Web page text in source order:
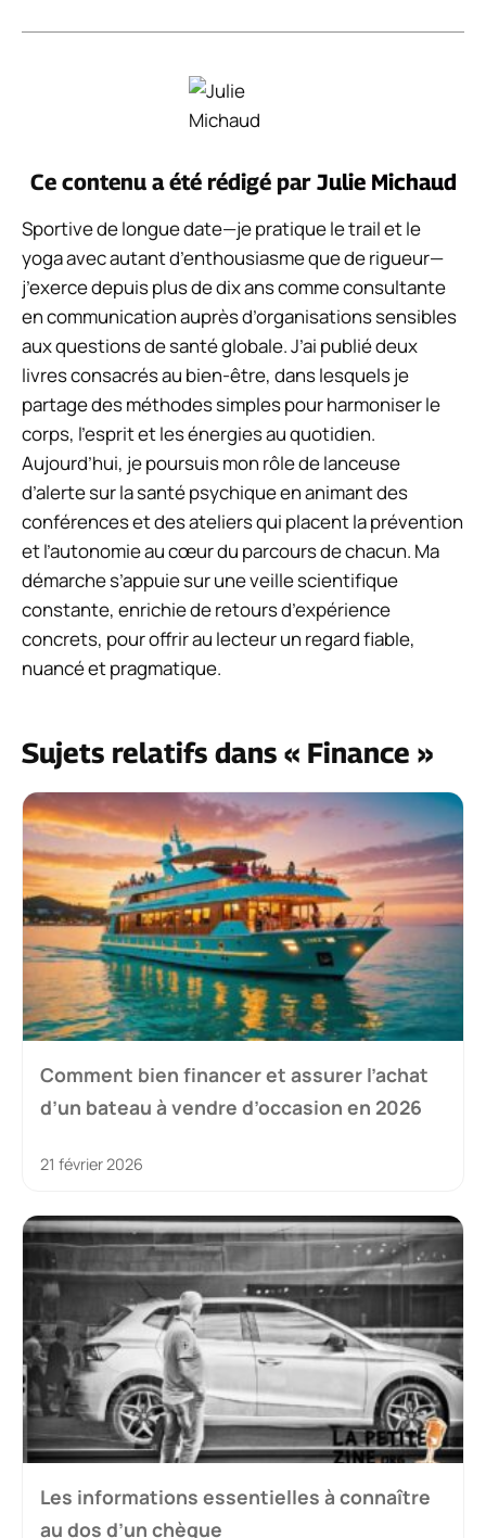
Ce contenu a été rédigé par Julie Michaud
Sportive de longue date—je pratique le trail et le
yoga avec autant d’enthousiasme que de rigueur—
j’exerce depuis plus de dix ans comme consultante
en communication auprès d’organisations sensibles
aux questions de santé globale. J’ai publié deux
livres consacrés au bien-être, dans lesquels je
partage des méthodes simples pour harmoniser le
corps, l’esprit et les énergies au quotidien.
Aujourd’hui, je poursuis mon rôle de lanceuse
d’alerte sur la santé psychique en animant des
conférences et des ateliers qui placent la prévention
et l’autonomie au cœur du parcours de chacun. Ma
démarche s’appuie sur une veille scientifique
constante, enrichie de retours d’expérience
concrets, pour offrir au lecteur un regard fiable,
nuancé et pragmatique.
Sujets relatifs dans « Finance »
Comment bien financer et assurer l’achat
d’un bateau à vendre d’occasion en 2026
21 février 2026
Les informations essentielles à connaître
au dos d’un chèque